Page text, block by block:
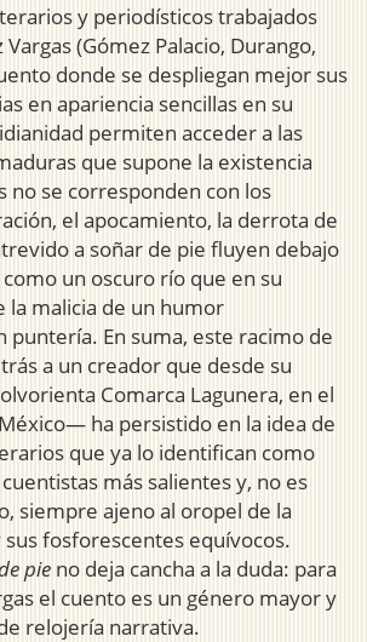
y periodísticos trabajados
(Gómez Palacio, Durango,
donde se despliegan mejor sus
en apariencia sencillas en su
permiten acceder a las
que supone la existencia
no se corresponden con los
el apocamiento, la derrota de
a soñar de pie fluyen debajo
un oscuro río que en su
la malicia de un humor
puntería. En suma, este racimo de
a un creador que desde su
Comarca Lagunera, en el
ha persistido en la idea de
que ya lo identifican como
más salientes y, no es
siempre ajeno al oropel de la
fosforescentes equívocos.
pie no deja cancha a la duda: para
el cuento es un género mayor y
relojería narrativa.